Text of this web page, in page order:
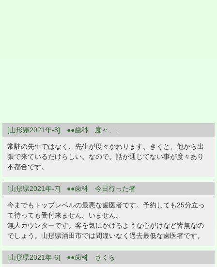
[山形県2021年-8] ●●歯科 度々、、
常駐の先生ではなく、先生が度々かわります。きくと、他から出
張で来ているだけらしい。なので。話が通じてない事が度々あり
不都合です。
[山形県2021年-7] ●●歯科 今日行った者
今までもトップレベルの最悪な歯医者です。予約しても25分立っ
て待っても受付来ません。いません。
無人カウンターです。客を気にかけるような心がけなど皆無なの
でしょう。山形県酒田市では間違いなく過去最低な歯医者です。
[山形県2021年-6] ●●歯科 さくら